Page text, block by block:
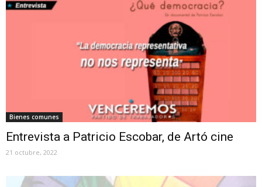
Bienes comunes
Entrevista a Patricio Escobar, de Artó cine
21 octubre, 2022